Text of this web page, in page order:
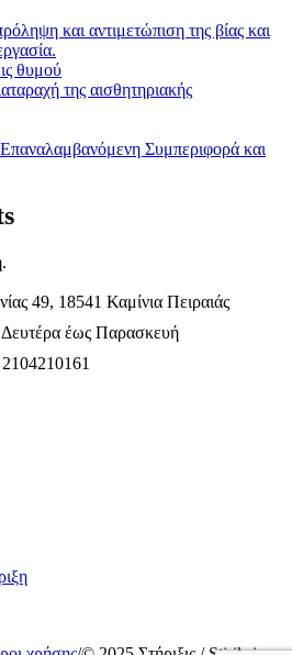
και αντιμετώπιση της βίας και
θυμού
της αισθητηριακής
Συμπεριφορά και
49, 18541 Καμίνια Πειραιάς
έως Παρασκευή
2104210161